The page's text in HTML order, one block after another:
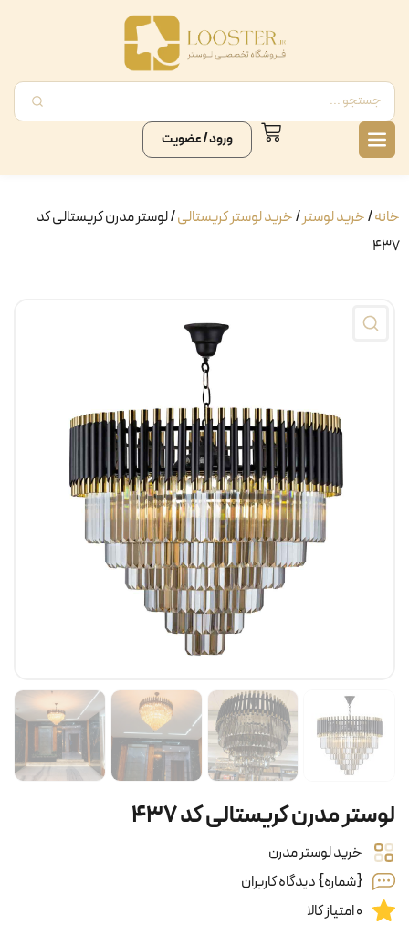
ورود / عضویت
خانه/خرید لوستر/خرید لوستر کریستالی/ لوستر مدرن کریستالی کد
۴۳۷
لوستر مدرن کریستالی کد ۴۳۷
خرید لوستر مدرن
{شماره} دیدگاه کاربران
0 امتیاز کالا